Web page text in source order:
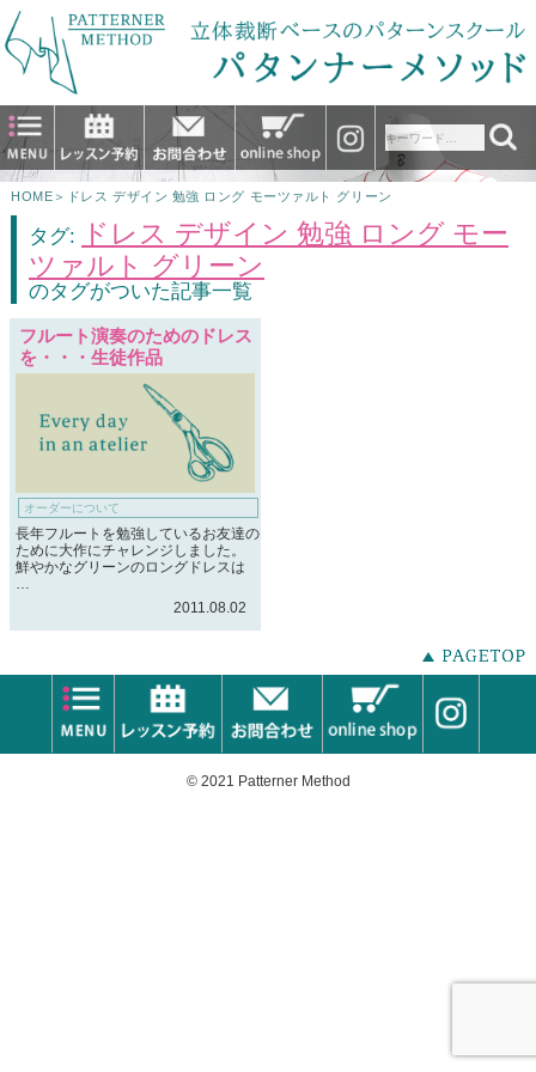
HOME ＞ ドレス デザイン 勉強 ロング モーツァルト グリーン
タグ:
ドレス デザイン 勉強 ロング モー
ツァルト グリーン
のタグがついた記事一覧
フルート演奏のためのドレス
を・・・生徒作品
オーダーについて
長年フルートを勉強しているお友達の
ために大作にチャレンジしました。
鮮やかなグリーンのロングドレスは
…
2011.08.02
© 2021 Patterner Method